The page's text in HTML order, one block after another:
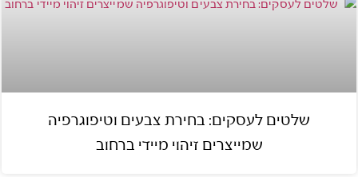
שלטים לעסקים: בחירת צבעים וטיפוגרפיה
שמייצרים זיהוי מיידי ברחוב